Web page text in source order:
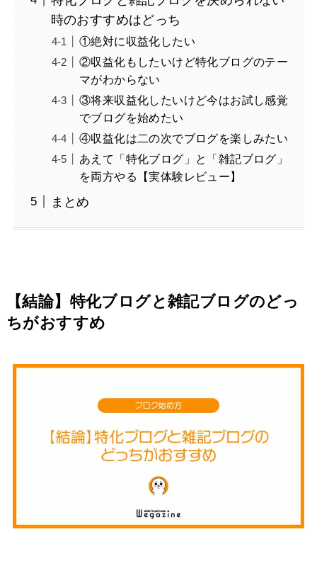
時のおすすめはどっち
①絶対に収益化したい
②収益化もしたいけど特化ブログのテー
マがわからない
③将来収益化したいけど今はお試し感覚
でブログを始めたい
④収益化は二の次でブログを楽しみたい
あえて「特化ブログ」と「雑記ブログ」
を両方やる【実体験レビュー】
まとめ
【結論】特化ブログと雑記ブログのどっ
ちがおすすめ